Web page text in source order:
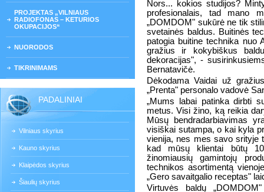
PROJEKTAS „VILNIAUS
RADIOFONAS – KETURIOS
OKUPACIJOS“
NUORODOS
TIKRINIMAMS
PADALINIAI
Vilniaus skyrius
Kauno skyrius
Klaipėdos skyrius
Šiaulių skyrius
Nors... kokios studijos?
profesionalais, tad mano
„DOMDOM" sukūrė ne tik
svetainės baldus. Buitinės
patogia buitine technika nuo
gražius ir kokybiškus
dekoracijas", -
Bernatavičė.
Dėkodama Vaidai už
„Prenta" personalo vadovė
„Mums labai patinka dirbti
metus. Visi žino, ką reikia
Mūsų bendradarbiavimas
visiškai sutampa, o kai kyla
vienija, nes mes savo srityje
kad mūsų klientai būtų
žinomiausių gamintojų
technikos asortimentą
„Gero savaitgalio receptas"
Virtuvės baldų